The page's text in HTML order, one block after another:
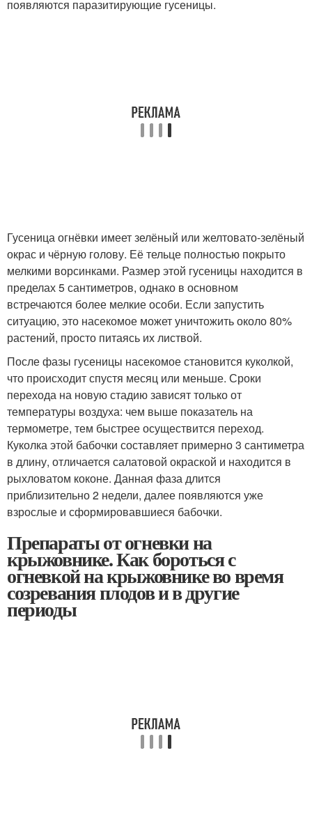
появляются паразитирующие гусеницы.
Гусеница огнёвки имеет зелёный или желтовато-зелёный
окрас и чёрную голову. Её тельце полностью покрыто
мелкими ворсинками. Размер этой гусеницы находится в
пределах 5 сантиметров, однако в основном
встречаются более мелкие особи. Если запустить
ситуацию, это насекомое может уничтожить около 80%
растений, просто питаясь их листвой.
После фазы гусеницы насекомое становится куколкой,
что происходит спустя месяц или меньше. Сроки
перехода на новую стадию зависят только от
температуры воздуха: чем выше показатель на
термометре, тем быстрее осуществится переход.
Куколка этой бабочки составляет примерно 3 сантиметра
в длину, отличается салатовой окраской и находится в
рыхловатом коконе. Данная фаза длится
приблизительно 2 недели, далее появляются уже
взрослые и сформировавшиеся бабочки.
Препараты от огневки на
крыжовнике. Как бороться с
огневкой на крыжовнике во время
созревания плодов и в другие
периоды